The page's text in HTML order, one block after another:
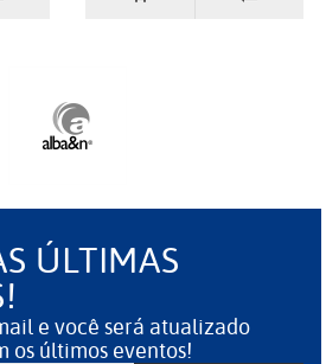
ÚLTIMAS
e você será atualizado
os últimos eventos!